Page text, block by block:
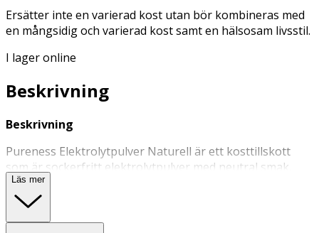
Ersätter inte en varierad kost utan bör kombineras med
en mångsidig och varierad kost samt en hälsosam livsstil.
I lager online
Beskrivning
Beskrivning
Pureness Elektrolytpulver Naturell är ett kosttillskott
som är sockerfritt elektrolytpulver med neutral smak.
Elektrolytpulvret fungerar som vätskeersättning och kan
hjälpa till att upprätthålla balansen mellan de nödvändiga
kroppen förlorar mycket vätska, t.ex. vid hård träning,
Läs mer